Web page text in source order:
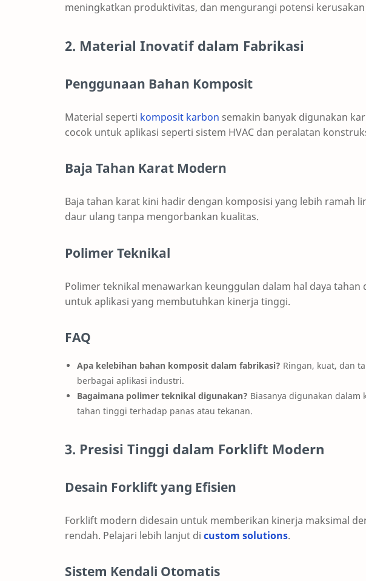
meningkatkan produktivitas, dan mengurangi potensi kerusakan
2. Material Inovatif dalam Fabrikasi
Penggunaan Bahan Komposit
Material seperti komposit karbon semakin banyak digunakan
cocok untuk aplikasi seperti sistem HVAC dan peralatan
Baja Tahan Karat Modern
Baja tahan karat kini hadir dengan komposisi yang lebih ramah
daur ulang tanpa mengorbankan kualitas.
Polimer Teknikal
Polimer teknikal menawarkan keunggulan dalam hal daya
untuk aplikasi yang membutuhkan kinerja tinggi.
FAQ
Apa kelebihan bahan komposit dalam fabrikasi? Ringan, kuat, dan
berbagai aplikasi industri.
Bagaimana polimer teknikal digunakan? Biasanya digunakan dalam
tahan tinggi terhadap panas atau tekanan.
3. Presisi Tinggi dalam Forklift Modern
Desain Forklift yang Efisien
Forklift modern didesain untuk memberikan kinerja maksimal
rendah. Pelajari lebih lanjut di custom solutions.
Sistem Kendali Otomatis